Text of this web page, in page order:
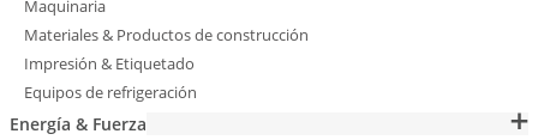
Maquinaria
Materiales & Productos de construcción
Impresión & Etiquetado
Equipos de refrigeración
Energía & Fuerza